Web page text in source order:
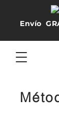
Envío